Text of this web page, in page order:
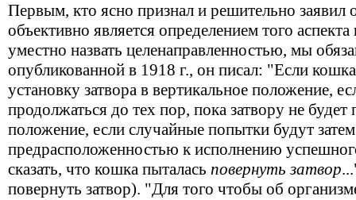
Первым, кто ясно признал и решительно заявил
объективно является определением того
уместно назвать целенаправленностью, мы
опубликованной в 1918 г., он писал: "Если
установку затвора в вертикальное положение,
продолжаться до тех пор, пока затвору не будет
положение, если случайные попытки будут
предрасположенностью к исполнению
сказать, что кошка пыталась повернуть затвор
повернуть затвор). "Для того чтобы об